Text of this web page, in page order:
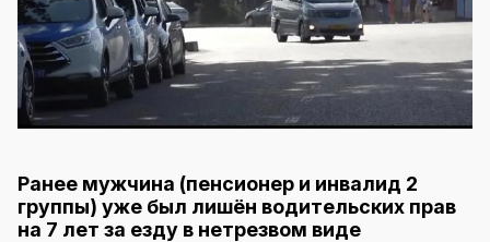
Ранее мужчина (пенсионер и инвалид 2
группы) уже был лишён водительских прав
на 7 лет за езду в нетрезвом виде